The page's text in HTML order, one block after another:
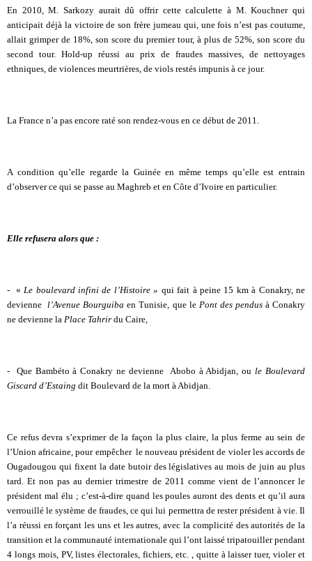
En 2010, M. Sarkozy aurait dû offrir cette calculette à M. Kouchner qui
anticipait déjà la victoire de son frère jumeau qui, une fois n’est pas coutume,
allait grimper de 18%, son score du premier tour, à plus de 52%, son score du
second tour. Hold-up réussi au prix de fraudes massives, de nettoyages
ethniques, de violences meurtrières, de viols restés impunis à ce jour.
La France n’a pas encore raté son rendez-vous en ce début de 2011.
A condition qu’elle regarde la Guinée en même temps qu’elle est entrain
d’observer ce qui se passe au Maghreb et en Côte d’Ivoire en particulier.
Elle refusera alors que :
- «Le boulevard infini de l’Histoire » qui fait à peine 15 km à Conakry, ne
deviennel’Avenue Bourguiba en Tunisie, que le Pont des pendusà Conakry
ne devienne la Place Tahrir du Caire,
- Que Bambéto à Conakry ne devienne Abobo à Abidjan, oule Boulevard
Giscard d’Estaing dit Boulevard de la mort à Abidjan.
Ce refus devra s’exprimer de la façon la plus claire, la plus ferme au sein de
l’Union africaine, pour empêcher le nouveau président de violer les accords de
Ougadougou qui fixent la date butoir des législatives au mois de juin au plus
tard. Et non pas au dernier trimestre de 2011 comme vient de l’annoncer le
président mal élu ; c’est-à-dire quand les poules auront des dents et qu’il aura
verrouillé le système de fraudes, ce qui lui permettra de rester président à vie. Il
l’a réussi en forçant les uns et les autres, avec la complicité des autorités de la
transition et la communauté internationale qui l’ont laissé tripatouiller pendant
4 longs mois, PV, listes électorales, fichiers, etc. , quitte à laisser tuer, violer et